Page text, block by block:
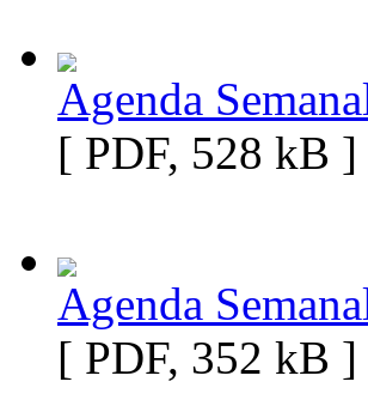
Agenda
[ PDF, 528 kB ]
Agenda
[ PDF, 352 kB ]